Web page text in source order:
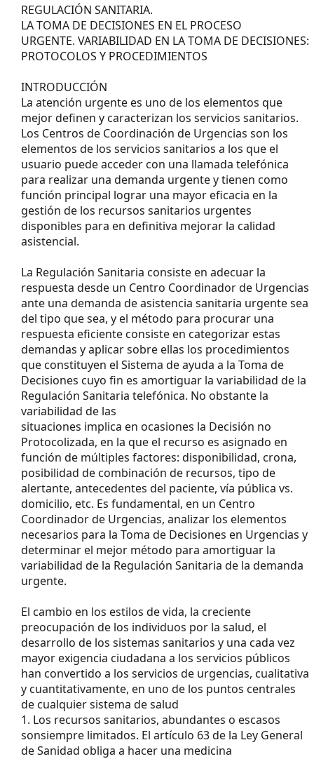
REGULACIÓN SANITARIA.
LA TOMA DE DECISIONES EN EL PROCESO
URGENTE. VARIABILIDAD EN LA TOMA DE DECISIONES:
PROTOCOLOS Y PROCEDIMIENTOS
INTRODUCCIÓN
La atención urgente es uno de los elementos que
mejor definen y caracterizan los servicios sanitarios.
Los Centros de Coordinación de Urgencias son los
elementos de los servicios sanitarios a los que el
usuario puede acceder con una llamada telefónica
para realizar una demanda urgente y tienen como
función principal lograr una mayor eficacia en la
gestión de los recursos sanitarios urgentes
disponibles para en definitiva mejorar la calidad
asistencial.
La Regulación Sanitaria consiste en adecuar la
respuesta desde un Centro Coordinador de Urgencias
ante una demanda de asistencia sanitaria urgente sea
del tipo que sea, y el método para procurar una
respuesta eficiente consiste en categorizar estas
demandas y aplicar sobre ellas los procedimientos
que constituyen el Sistema de ayuda a la Toma de
Decisiones cuyo fin es amortiguar la variabilidad de la
Regulación Sanitaria telefónica. No obstante la
variabilidad de las
situaciones implica en ocasiones la Decisión no
Protocolizada, en la que el recurso es asignado en
función de múltiples factores: disponibilidad, crona,
posibilidad de combinación de recursos, tipo de
alertante, antecedentes del paciente, vía pública vs.
domicilio, etc. Es fundamental, en un Centro
Coordinador de Urgencias, analizar los elementos
necesarios para la Toma de Decisiones en Urgencias y
determinar el mejor método para amortiguar la
variabilidad de la Regulación Sanitaria de la demanda
urgente.
El cambio en los estilos de vida, la creciente
preocupación de los individuos por la salud, el
desarrollo de los sistemas sanitarios y una cada vez
mayor exigencia ciudadana a los servicios públicos
han convertido a los servicios de urgencias, cualitativa
y cuantitativamente, en uno de los puntos centrales
de cualquier sistema de salud
1. Los recursos sanitarios, abundantes o escasos
sonsiempre limitados. El artículo 63 de la Ley General
de Sanidad obliga a hacer una medicina